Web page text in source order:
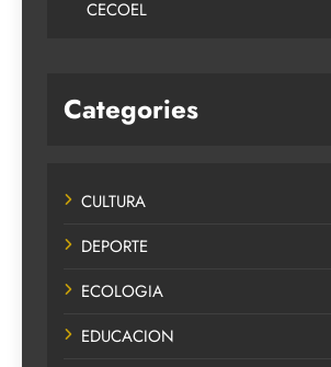
CECOEL
Categories
CULTURA
DEPORTE
ECOLOGIA
EDUCACION